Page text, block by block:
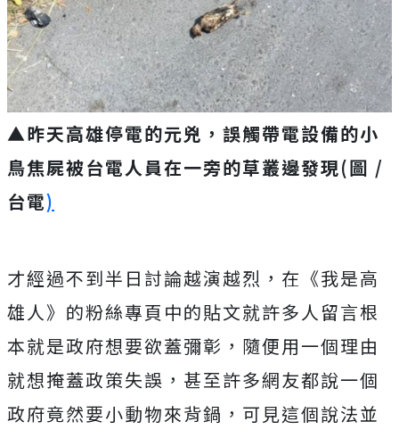
▲昨天高雄停電的元兇，誤觸帶電設備的小
鳥焦屍被台電人員在一旁的草叢邊發現(圖 /
台電)
才經過不到半日討論越演越烈，在《我是高
雄人》的粉絲專頁中的貼文就許多人留言根
本就是政府想要欲蓋彌彰，隨便用一個理由
就想掩蓋政策失誤，甚至許多網友都說一個
政府竟然要小動物來背鍋，可見這個說法並